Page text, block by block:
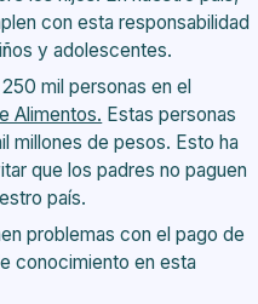
de alimentos?
la pensión de
por
no paga la pensión de
de Deudores de
con esta responsabilidad
y adolescentes.
mil personas en el
Alimentos. Estas personas
millones de pesos. Esto ha
que los padres no paguen
país.
problemas con el pago de
conocimiento en esta